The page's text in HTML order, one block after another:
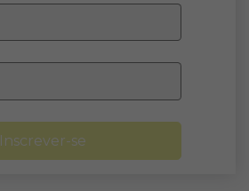
Inscrever-se